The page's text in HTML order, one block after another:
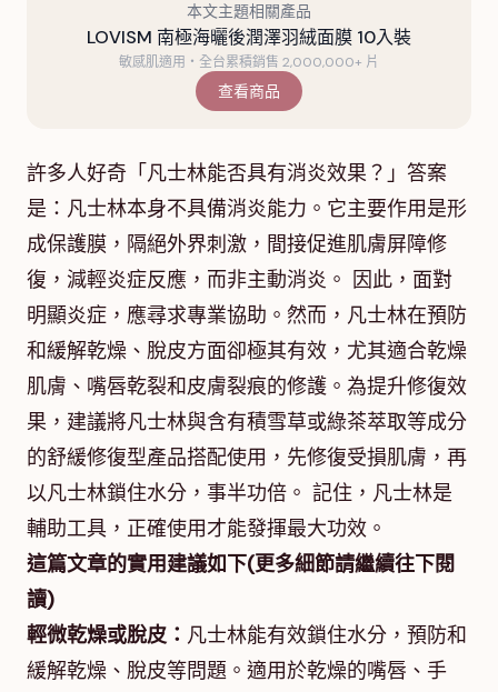
本文主題相關產品
LOVISM 南極海曬後潤澤羽絨面膜 10入裝
敏感肌適用・全台累積銷售 2,000,000+ 片
查看商品
許多人好奇「凡士林能否具有消炎效果？」答案
是：凡士林本身不具備消炎能力。它主要作用是形
成保護膜，隔絕外界刺激，間接促進肌膚屏障修
復，減輕炎症反應，而非主動消炎。 因此，面對
明顯炎症，應尋求專業協助。然而，凡士林在預防
和緩解乾燥、脫皮方面卻極其有效，尤其適合乾燥
肌膚、嘴唇乾裂和皮膚裂痕的修護。為提升修復效
果，建議將凡士林與含有積雪草或綠茶萃取等成分
的舒緩修復型產品搭配使用，先修復受損肌膚，再
以凡士林鎖住水分，事半功倍。 記住，凡士林是
輔助工具，正確使用才能發揮最大功效。
這篇文章的實用建議如下(更多細節請繼續往下閱
讀)
輕微乾燥或脫皮： 凡士林能有效鎖住水分，預防和
緩解乾燥、脫皮等問題。適用於乾燥的嘴唇、手